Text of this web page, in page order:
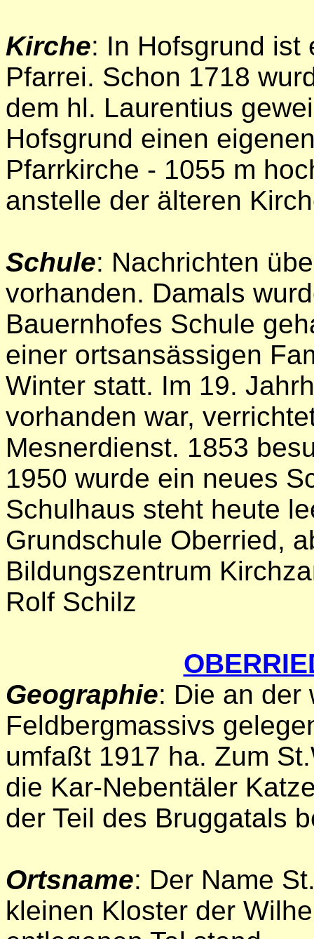
Kirche: In Hofsgrund ist
Pfarrei. Schon 1718
dem hl. Laurentius
Hofsgrund einen
Pfarrkirche - 1055 m
anstelle der älteren
Schule: Nachrichten
vorhanden. Damals
Bauernhofes Schule
einer ortsansässigen
Winter statt. Im 19.
vorhanden war,
Mesnerdienst. 1853
1950 wurde ein neues
Schulhaus steht heute
Grundschule Oberried,
Bildungszentrum
Rolf Schilz
Geographie: Die an der
Feldbergmassivs
umfaßt 1917 ha. Zum
die Kar-Nebentäler
der Teil des Bruggatals
Ortsname: Der Name
kleinen Kloster der